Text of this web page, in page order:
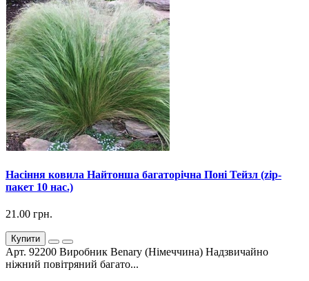
Насіння ковила Найтонша багаторічна Поні Тейзл (zip-
пакет 10 нас.)
21.00 грн.
Купити
Арт. 92200 Виробник Benary (Німеччина) Надзвичайно
ніжний повітряний багато...